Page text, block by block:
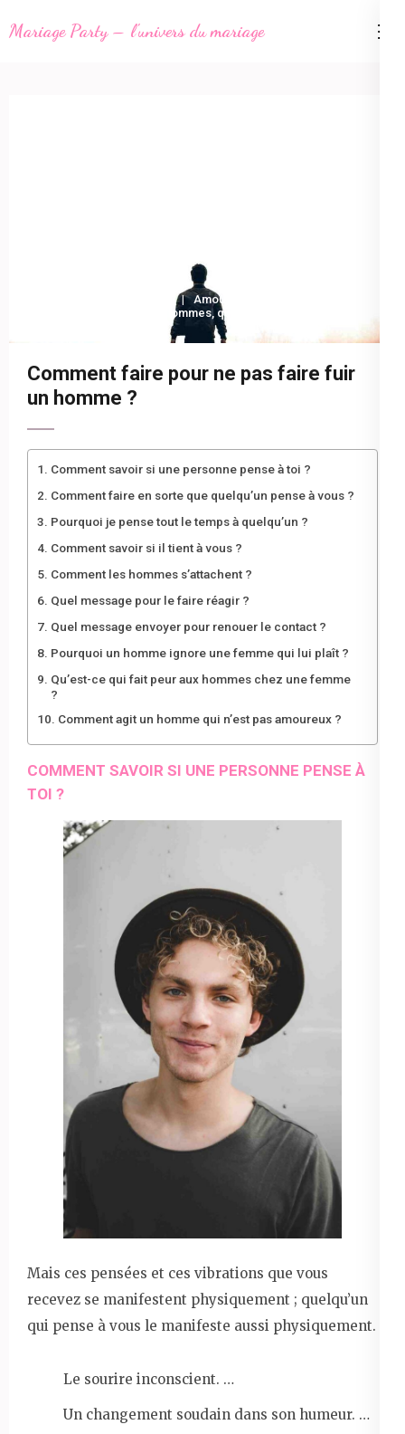
auMariage Party – l'univers du mariage
Amour
hommes, quelqu
Comment faire pour ne pas faire fuir
un homme ?
Comment savoir si une personne pense à toi ?
Comment faire en sorte que quelqu’un pense à vous ?
Pourquoi je pense tout le temps à quelqu’un ?
Comment savoir si il tient à vous ?
Comment les hommes s’attachent ?
Quel message pour le faire réagir ?
Quel message envoyer pour renouer le contact ?
Pourquoi un homme ignore une femme qui lui plaît ?
Qu’est-ce qui fait peur aux hommes chez une femme
?
Comment agit un homme qui n’est pas amoureux ?
COMMENT SAVOIR SI UNE PERSONNE PENSE À
TOI ?
Mais ces pensées et ces vibrations que vous
recevez se manifestent physiquement ; quelqu’un
qui pense à vous le manifeste aussi physiquement.
Le sourire inconscient. …
Un changement soudain dans son humeur. …